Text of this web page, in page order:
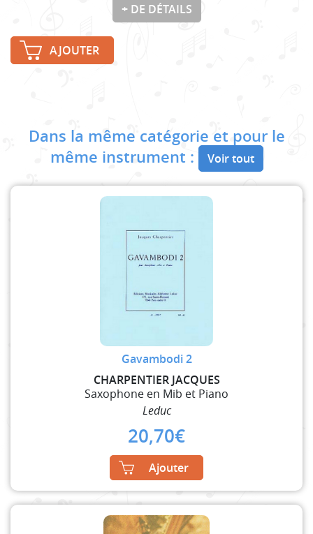
+ DE DÉTAILS
AJOUTER
Dans la même catégorie et pour le
même instrument :
Voir tout
Gavambodi 2
CHARPENTIER JACQUES
Saxophone en Mib et Piano
Leduc
20,70€
Ajouter